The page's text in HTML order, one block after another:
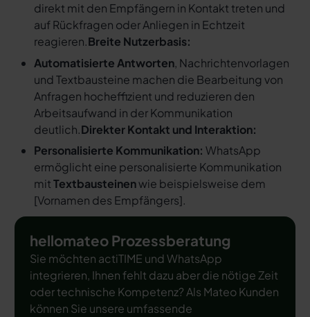
direkt mit den Empfängern in Kontakt treten und
auf Rückfragen oder Anliegen in Echtzeit
reagieren.Breite Nutzerbasis:
Automatisierte Antworten, Nachrichtenvorlagen
und Textbausteine machen die Bearbeitung von
Anfragen hocheffizient und reduzieren den
Arbeitsaufwand in der Kommunikation
deutlich.Direkter Kontakt und Interaktion:
Personalisierte Kommunikation: WhatsApp
ermöglicht eine personalisierte Kommunikation
mitTextbausteinenwie beispielsweise dem
[Vornamen des Empfängers].
hellomateo Prozessberatung
Sie möchten actiTIME und WhatsApp
integrieren, Ihnen fehlt dazu aber die nötige Zeit
oder technische Kompetenz? Als Mateo Kunden
können Sie unsere umfassende